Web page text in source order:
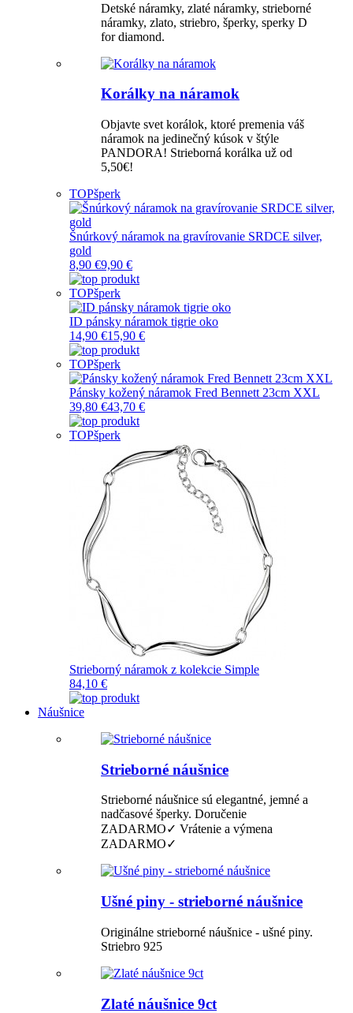
Detské náramky, zlaté náramky, strieborné
náramky, zlato, striebro, šperky, sperky D
for diamond.
Korálky na náramok
Objavte svet korálok, ktoré premenia váš
náramok na jedinečný kúsok v štýle
PANDORA! Strieborná korálka už od
5,50€!
TOPšperk
Šnúrkový náramok na gravírovanie SRDCE silver,
gold
8,90 €9,90 €
TOPšperk
ID pánsky náramok tigrie oko
14,90 €15,90 €
TOPšperk
Pánsky kožený náramok Fred Bennett 23cm XXL
39,80 €43,70 €
TOPšperk
Strieborný náramok z kolekcie Simple
84,10 €
Náušnice
Strieborné náušnice
Strieborné náušnice sú elegantné, jemné a
nadčasové šperky. Doručenie
ZADARMO✓ Vrátenie a výmena
ZADARMO✓
Ušné piny - strieborné náušnice
Originálne strieborné náušnice - ušné piny.
Striebro 925
Zlaté náušnice 9ct